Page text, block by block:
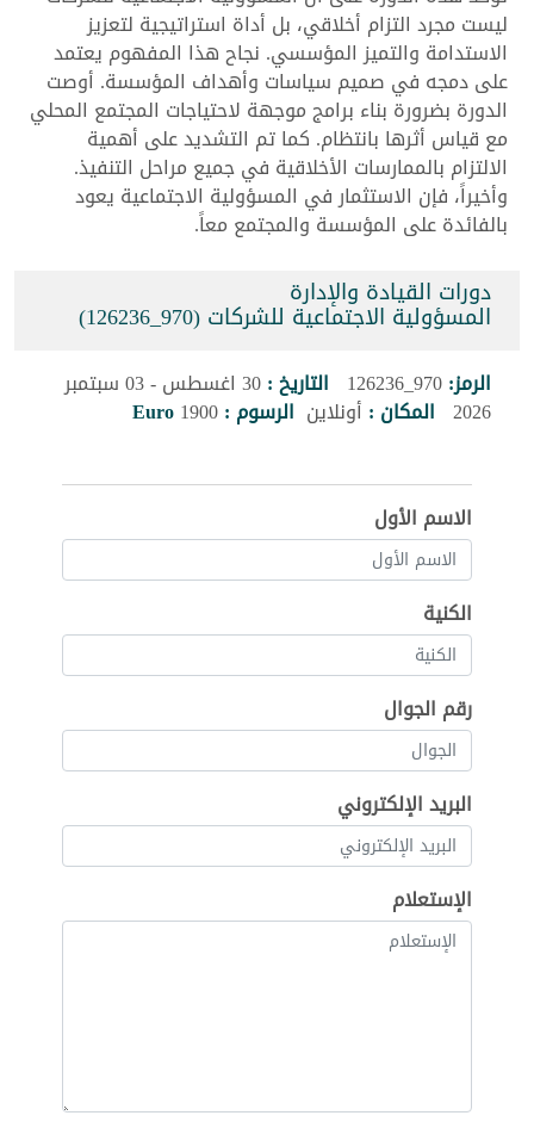
ليست مجرد التزام أخلاقي، بل أداة استراتيجية لتعزيز
الاستدامة والتميز المؤسسي. نجاح هذا المفهوم يعتمد
على دمجه في صميم سياسات وأهداف المؤسسة. أوصت
الدورة بضرورة بناء برامج موجهة لاحتياجات المجتمع المحلي
مع قياس أثرها بانتظام. كما تم التشديد على أهمية
الالتزام بالممارسات الأخلاقية في جميع مراحل التنفيذ.
وأخيراً، فإن الاستثمار في المسؤولية الاجتماعية يعود
بالفائدة على المؤسسة والمجتمع معاً.
دورات القيادة والإدارة
المسؤولية الاجتماعية للشركات (970_126236)
الرمز:970_126236 التاريخ : 30 اغسطس - 03 سبتمبر
2026 المكان : أونلاين الرسوم :1900
Euro
الاسم الأول
الكنية
رقم الجوال
البريد الإلكتروني
الإستعلام